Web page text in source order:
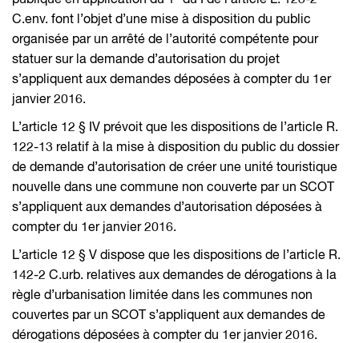
C.env. font l’objet d’une mise à disposition du public
organisée par un arrêté de l’autorité compétente pour
statuer sur la demande d’autorisation du projet
s’appliquent aux demandes déposées à compter du 1er
janvier 2016.
L’article 12 § IV prévoit que les dispositions de l’article R.
122-13 relatif à la mise à disposition du public du dossier
de demande d’autorisation de créer une unité touristique
nouvelle dans une commune non couverte par un SCOT
s’appliquent aux demandes d’autorisation déposées à
compter du 1er janvier 2016.
L’article 12 § V dispose que les dispositions de l’article R.
142-2 C.urb. relatives aux demandes de dérogations à la
règle d’urbanisation limitée dans les communes non
couvertes par un SCOT s’appliquent aux demandes de
dérogations déposées à compter du 1er janvier 2016.